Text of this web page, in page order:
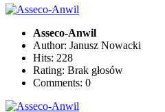
Asseco-Anwil
Author: Janusz Nowacki
Hits: 228
Rating: Brak głosów
Comments: 0